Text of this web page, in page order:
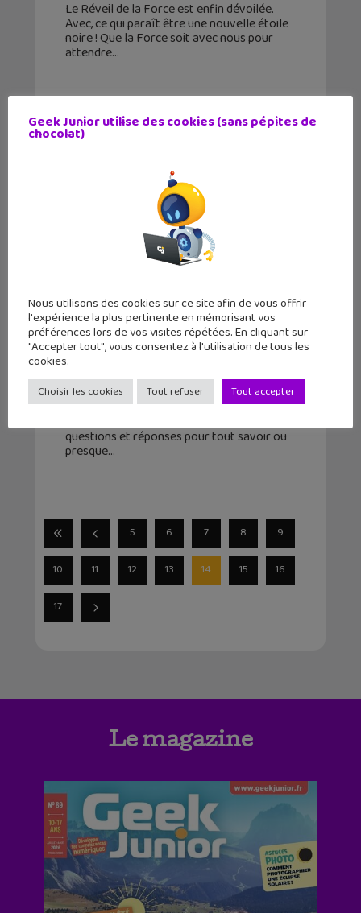
Le Réveil de la Force est enfin dévoilée.
Avec, ce qui paraît être une nouvelle étoile
noire ! Que la Force soit avec nous pour
attendre
Star Wars Battlefront : tout savoir
en 12 questions / réponses (FAQ)
Star Wars Battlefront est le jeu le plus
attendu de l'année. Jeu d'action et de tir,
questions et réponses pour tout savoir ou
presque
5 6 7 8 9
10 11 12 13 14 15 16
17
Le magazine
Geek Junior utilise des cookies (sans pépites de
chocolat)
Nous utilisons des cookies sur ce site afin de vous offrir
l'expérience la plus pertinente en mémorisant vos
préférences lors de vos visites répétées. En cliquant sur
"Accepter tout", vous consentez à l'utilisation de tous les
cookies.
Choisir les cookies Tout refuser Tout accepter